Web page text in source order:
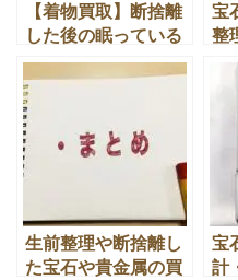
【着物買取】断捨離
した後の眠っている
着物の買取はどうし
ますか？
宝
整
生前整理や断捨離し
た宝石や貴金属の買
宝
計